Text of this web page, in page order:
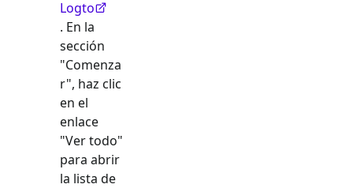
Logto
. En la
sección
"Comenza
r", haz clic
en el
enlace
"Ver todo"
para abrir
la lista de